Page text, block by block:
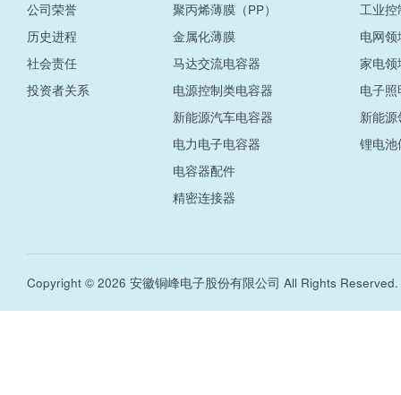
公司荣誉
历史进程
社会责任
投资者关系
聚丙烯薄膜（PP）
金属化薄膜
马达交流电容器
电源控制类电容器
新能源汽车电容器
电力电子电容器
电容器配件
精密连接器
工业控
电网领
家电领
电子照
新能
锂电池
Copyright © 2026 安徽铜峰电子股份有限公司 All Rights Reserved.